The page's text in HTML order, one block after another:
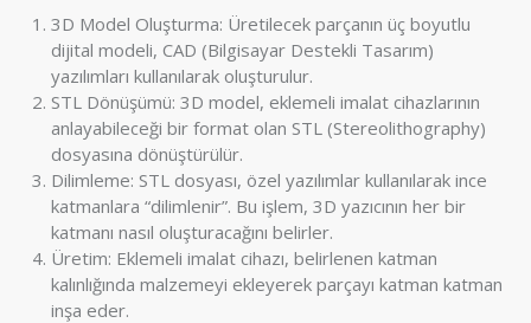
3D Model Oluşturma: Üretilecek parçanın üç boyutlu
dijital modeli, CAD (Bilgisayar Destekli Tasarım)
yazılımları kullanılarak oluşturulur.
STL Dönüşümü: 3D model, eklemeli imalat cihazlarının
anlayabileceği bir format olan STL (Stereolithography)
dosyasına dönüştürülür.
Dilimleme: STL dosyası, özel yazılımlar kullanılarak ince
katmanlara “dilimlenir”. Bu işlem, 3D yazıcının her bir
katmanı nasıl oluşturacağını belirler.
Üretim: Eklemeli imalat cihazı, belirlenen katman
kalınlığında malzemeyi ekleyerek parçayı katman katman
inşa eder.